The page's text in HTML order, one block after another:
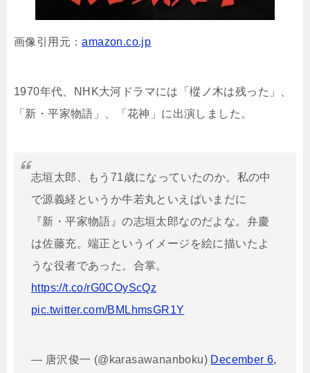
画像引用元：amazon.co.jp
1970年代、NHK大河ドラマには「樅ノ木は残った」、
「新・平家物語」、「花神」に出演しました。
志垣太郎、もう71歳になっていたのか。私の中
で源義経というか牛若丸といえばいまだに
『新・平家物語』の志垣太郎なのだよな。弁慶
は佐藤充。端正というイメージを絵に描いたよ
うな役者であった。合掌。
https://t.co/rG0COyScQz
pic.twitter.com/BMLhmsGR1Y
— 唐沢俊一 (@karasawananboku) December 6,